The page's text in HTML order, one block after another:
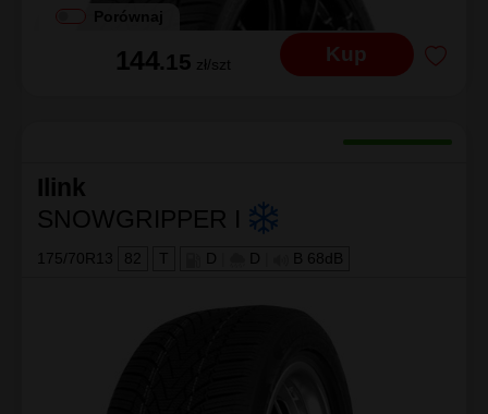
144.15 zł/szt Kup
Ilink
SNOWGRIPPER I
175/70R13 82 T D D B 68dB